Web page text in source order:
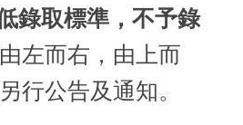
錄取標準，不予錄
左而右，由上而
行公告及通知。